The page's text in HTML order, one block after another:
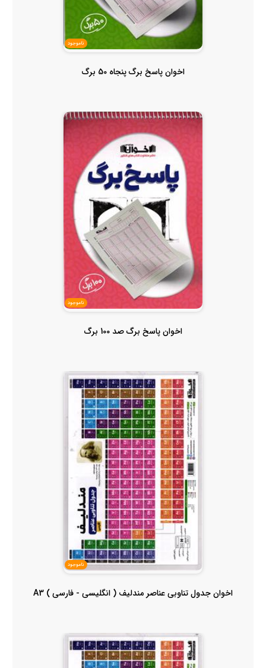
ناموجود
اخوان پاسخ برگ پنجاه 50 برگ
ناموجود
اخوان پاسخ برگ صد 100 برگ
ناموجود
اخوان جدول تناوبی عناصر مندلیف ( انگلیسی - فارسی ) A3